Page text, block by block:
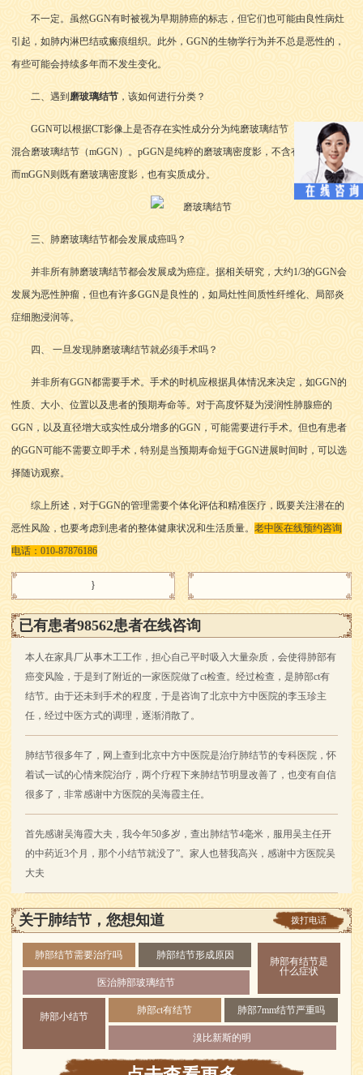
不一定。虽然GGN有时被视为早期肺癌的标志，但它们也可能由良性病灶
引起，如肺内淋巴结或瘢痕组织。此外，GGN的生物学行为并不总是恶性的，
有些可能会持续多年而不发生变化。
二、遇到 磨玻璃结节 ，该如何进行分类？
GGN可以根据CT影像上是否存在实性成分分为纯磨玻璃结节（pGGN）和
混合磨玻璃结节（mGGN）。pGGN是纯粹的磨玻璃密度影，不含有实质成分；
而mGGN则既有磨玻璃密度影，也有实质成分。
三、肺磨玻璃结节都会发展成癌吗？
并非所有肺磨玻璃结节都会发展成为癌症。据相关研究，大约1/3的GGN会
发展为恶性肿瘤，但也有许多GGN是良性的，如局灶性间质性纤维化、局部炎
症细胞浸润等。
四、 一旦发现肺磨玻璃结节就必须手术吗？
并非所有GGN都需要手术。手术的时机应根据具体情况来决定，如GGN的
性质、大小、位置以及患者的预期寿命等。对于高度怀疑为浸润性肺腺癌的
GGN，以及直径增大或实性成分增多的GGN，可能需要进行手术。但也有患者
的GGN可能不需要立即手术，特别是当预期寿命短于GGN进展时间时，可以选
择随访观察。
综上所述，对于GGN的管理需要个体化评估和精准医疗，既要关注潜在的
恶性风险，也要考虑到患者的整体健康状况和生活质量。 老中医在线预约咨询
电话：010-87876186
}
已有患者98562患者在线咨询
本人在家具厂从事木工工作，担心自己平时吸入大量杂质，会使得肺部有
癌变风险，于是到了附近的一家医院做了ct检查。经过检查，是肺部ct有
结节。由于还未到手术的程度，于是咨询了北京中方中医院的李玉珍主
任，经过中医方式的调理，逐渐消散了。
肺结节很多年了，网上查到北京中方中医院是治疗肺结节的专科医院，怀
着试一试的心情来院治疗，两个疗程下来肺结节明显改善了，也变有自信
很多了，非常感谢中方医院的吴海霞主任。
首先感谢吴海霞大夫，我今年50多岁，查出肺结节4毫米，服用吴主任开
的中药近3个月，那个小结节就没了”。家人也替我高兴，感谢中方医院吴
大夫
拨打电话
关于肺结节，您想知道
肺部有结节是
什么症状
肺部结节需要治疗吗 肺部结节形成原因
医治肺部玻璃结节
肺部小结节
肺部ct有结节 肺部7mm结节严重吗
溴比新斯的明